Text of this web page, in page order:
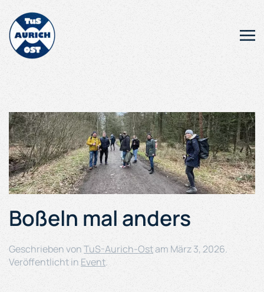
Zum Hauptinhalt springen
Boßeln mal anders
Geschrieben vonTuS-Aurich-Ostam März 3, 2026.
Veröffentlicht in Event.